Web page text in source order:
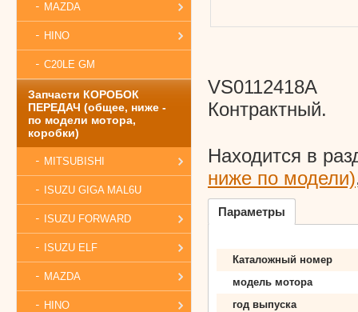
MAZDA
HINO
C20LE GM
Запчасти КОРОБОК
ПЕРЕДАЧ (общее, ниже -
по модели мотора,
коробки)
MITSUBISHI
ISUZU GIGA MAL6U
ISUZU FORWARD
ISUZU ELF
MAZDA
HINO
VS0112418A
Контрактный.
Находится в
ниже по модели)
Параметры
Каталожный номер
модель мотора
год выпуска